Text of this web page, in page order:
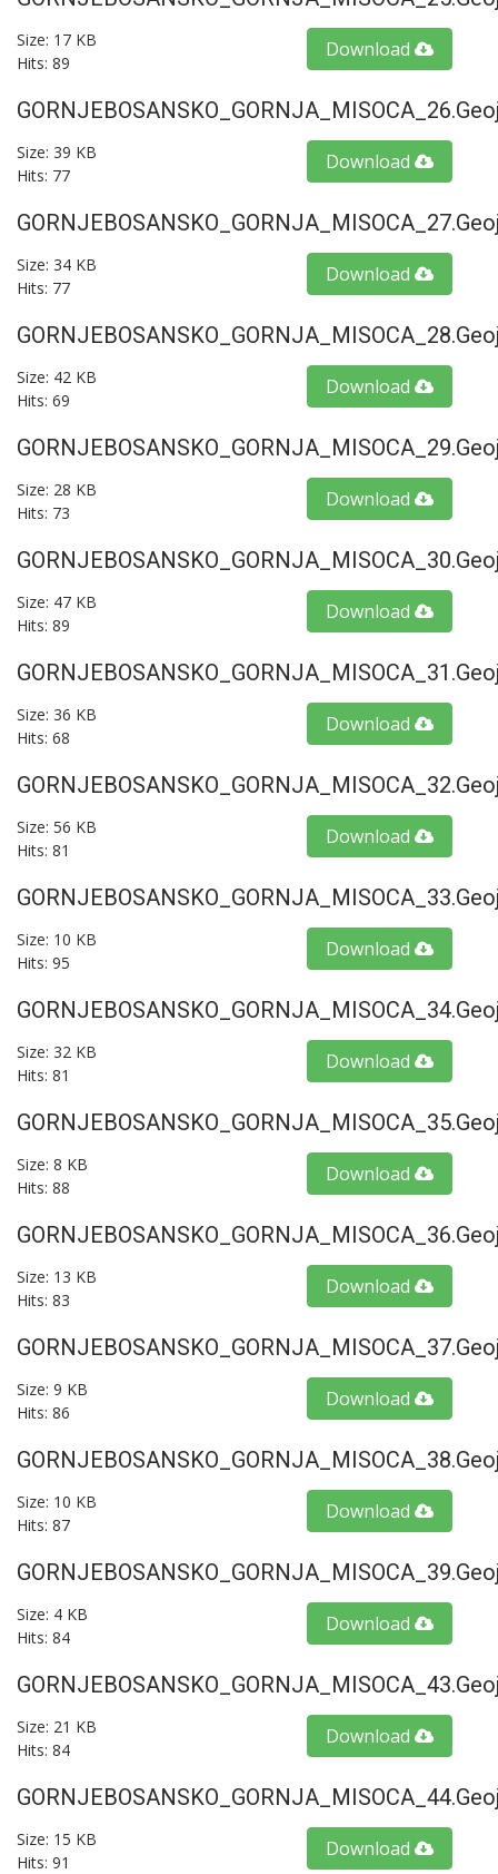
Size: 17 KB
Hits: 89
Download
Size: 39 KB
Hits: 77
Download
Size: 34 KB
Hits: 77
Download
Size: 42 KB
Hits: 69
Download
Size: 28 KB
Hits: 73
Download
Size: 47 KB
Hits: 89
Download
Size: 36 KB
Hits: 68
Download
Size: 56 KB
Hits: 81
Download
Size: 10 KB
Hits: 95
Download
Size: 32 KB
Hits: 81
Download
Size: 8 KB
Hits: 88
Download
Size: 13 KB
Hits: 83
Download
Size: 9 KB
Hits: 86
Download
Size: 10 KB
Hits: 87
Download
Size: 4 KB
Hits: 84
Download
Size: 21 KB
Hits: 84
Download
Size: 15 KB
Hits: 91
Download